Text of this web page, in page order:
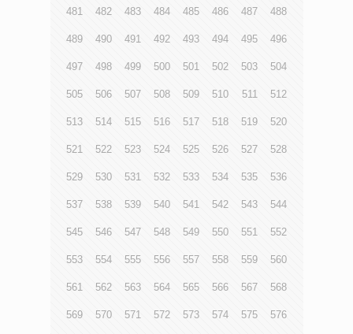
481 482 483 484 485 486 487 488
489 490 491 492 493 494 495 496
497 498 499 500 501 502 503 504
505 506 507 508 509 510 511 512
513 514 515 516 517 518 519 520
521 522 523 524 525 526 527 528
529 530 531 532 533 534 535 536
537 538 539 540 541 542 543 544
545 546 547 548 549 550 551 552
553 554 555 556 557 558 559 560
561 562 563 564 565 566 567 568
569 570 571 572 573 574 575 576